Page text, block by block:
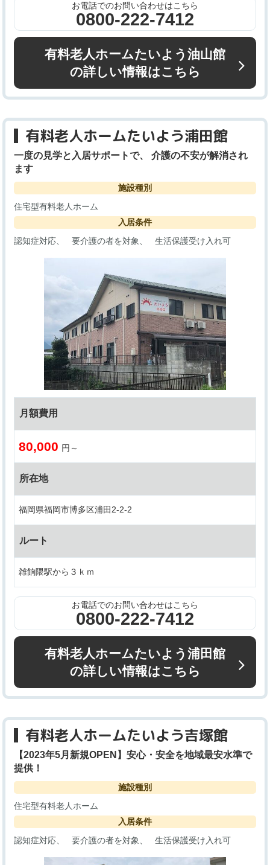
お電話でのお問い合わせはこちら
0800-222-7412
有料老人ホームたいよう油山館
の詳しい情報はこちら
有料老人ホームたいよう浦田館
一度の見学と入居サポートで、 介護の不安が解消され
ます
施設種別
住宅型有料老人ホーム
入居条件
認知症対応
要介護の者を対象 生活保護受け入れ可
月額費用
80,000 円～
所在地
福岡県福岡市博多区浦田2-2-2
ルート
雑餉隈駅から３ｋｍ
お電話でのお問い合わせはこちら
0800-222-7412
有料老人ホームたいよう浦田館
の詳しい情報はこちら
有料老人ホームたいよう吉塚館
【2023年5月新規OPEN】安心・安全を地域最安水準で
提供！
施設種別
住宅型有料老人ホーム
入居条件
認知症対応
要介護の者を対象 生活保護受け入れ可